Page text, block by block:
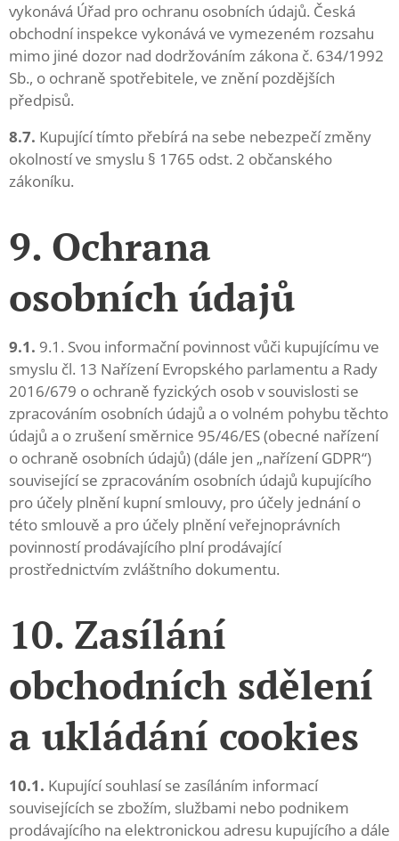
vykonává Úřad pro ochranu osobních údajů. Česká
obchodní inspekce vykonává ve vymezeném rozsahu
mimo jiné dozor nad dodržováním zákona č. 634/1992
Sb., o ochraně spotřebitele, ve znění pozdějších
předpisů.
8.7. Kupující tímto přebírá na sebe nebezpečí změny
okolností ve smyslu § 1765 odst. 2 občanského
zákoníku.
9. Ochrana
osobních údajů
9.1. 9.1. Svou informační povinnost vůči kupujícímu ve
smyslu čl. 13 Nařízení Evropského parlamentu a Rady
2016/679 o ochraně fyzických osob v souvislosti se
zpracováním osobních údajů a o volném pohybu těchto
údajů a o zrušení směrnice 95/46/ES (obecné nařízení
o ochraně osobních údajů) (dále jen „nařízení GDPR“)
související se zpracováním osobních údajů kupujícího
pro účely plnění kupní smlouvy, pro účely jednání o
této smlouvě a pro účely plnění veřejnoprávních
povinností prodávajícího plní prodávající
prostřednictvím zvláštního dokumentu.
10. Zasílání
obchodních sdělení
a ukládání cookies
10.1. Kupující souhlasí se zasíláním informací
souvisejících se zbožím, službami nebo podnikem
prodávajícího na elektronickou adresu kupujícího a dále